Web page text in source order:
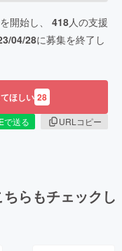
開始し、 418人の支援
04/28に募集を終了し
ほしい 28
で送る
URLコピー
らもチェックし